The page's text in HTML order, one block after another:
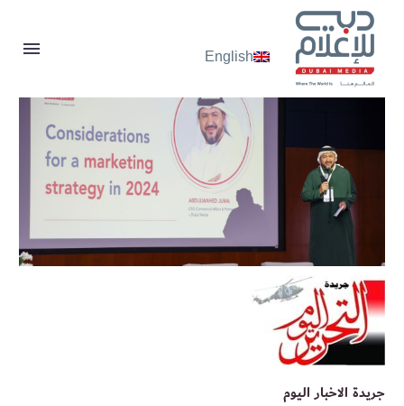
English
جريدة الاخبار اليوم